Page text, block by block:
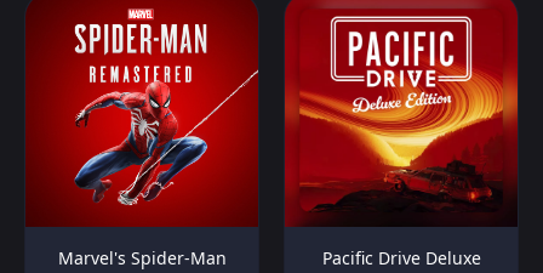
Marvel's Spider-Man
Pacific Drive Deluxe